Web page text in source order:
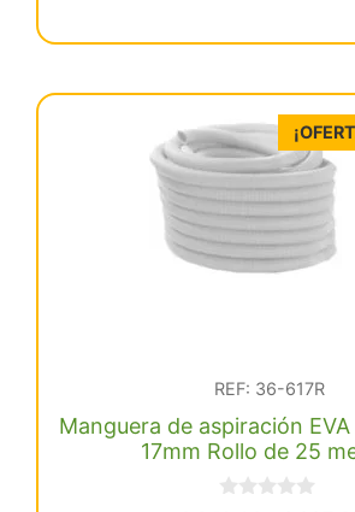
o
3
a
4
REF: 36-617R
Manguera de aspiración
17mm Rollo de 25